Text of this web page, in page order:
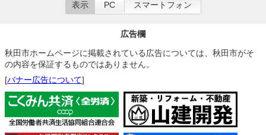
表示 PC スマートフォン
広告欄
秋田市ホームページに掲載されている広告については、秋田市がそ
の内容を保証するものではありません。
[バナー広告について]